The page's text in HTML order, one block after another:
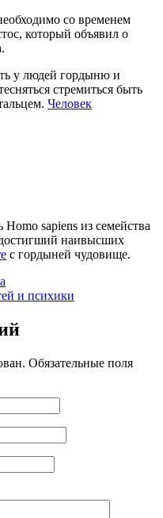
со временем
который объявил о
у людей гордыню и
стремиться быть
Человек
Homo sapiens из семейства
наивысших
с гордыней чудовище.
и психики
Обязательные поля